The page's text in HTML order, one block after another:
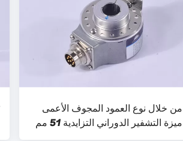
من خلال نوع العمود المجوف الأعمى
ميزة التشفير الدوراني التزايدية 51 مم